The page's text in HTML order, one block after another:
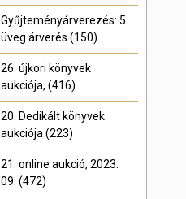
Gyűjteményárverezés: 5.
üveg árverés (150)
26. újkori könyvek
aukciója, (416)
20. Dedikált könyvek
aukciója (223)
21. online aukció, 2023.
09. (472)